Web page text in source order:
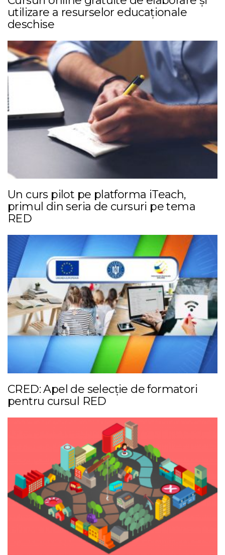
utilizare a resurselor educaționale
deschise
Un curs pilot pe platforma iTeach,
primul din seria de cursuri pe tema
RED
CRED: Apel de selecție de formatori
pentru cursul RED